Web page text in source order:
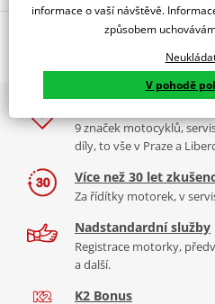
Jsme autorizovaný
dealer značky IXS
Klasické dámské tenisky
Boty STYLE jsou motocyklové boty
homologované pro jízdu na
kotníkových tenisek. Boty
oblečení. Chcete-li jezdit stylově
Textilní podšívka
Komfortní stélka
Tkaničky
Elastické pásky pro upevnění
Zip na vnitřní straně pro
iXS je tradiční značka
ze Švýcarska. Značka iXS staví na
jsou švýcarskost (rozuměj kvalita
(málokdy vidíte takové nadšence
zpracování. Firma přinesla mnoho
patentovat, jejich výrobky jsou
Více informací o značce
9 značek motocyklů,
díly, to vše v Praze a
Více než 30 let
Za řídítky motorek, v
Nadstandardní služby
Registrace motorky,
a další.
K2 Bonus
informace o vaší návštěvě.
způsobem
V pohodě